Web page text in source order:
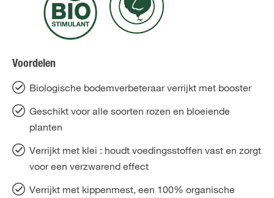
Voordelen
Biologische bodemverbeteraar verrijkt met booster
Geschikt voor alle soorten rozen en bloeiende
planten
Verrijkt met klei : houdt voedingsstoffen vast en zorgt
voor een verzwarend effect
Verrijkt met kippenmest, een 100% organische